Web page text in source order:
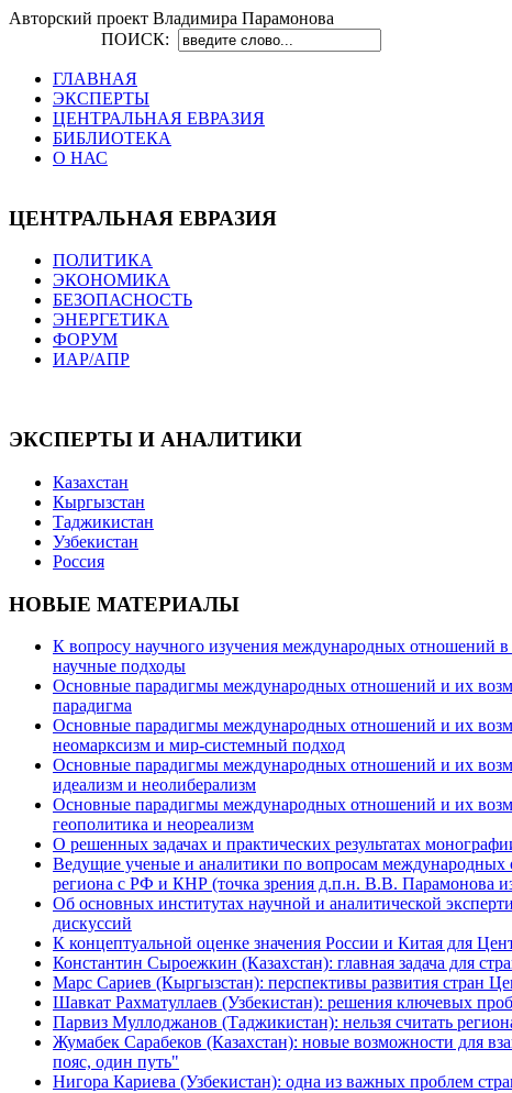
Авторский проект Владимира Парамонова
ПОИСК:
ГЛАВНАЯ
ЭКСПЕРТЫ
ЦЕНТРАЛЬНАЯ ЕВРАЗИЯ
БИБЛИОТЕКА
О НАС
ЦЕНТРАЛЬНАЯ ЕВРАЗИЯ
ПОЛИТИКА
ЭКОНОМИКА
БЕЗОПАСНОСТЬ
ЭНЕРГЕТИКА
ФОРУМ
ИАР/АПР
ЭКСПЕРТЫ И АНАЛИТИКИ
Казахстан
Кыргызстан
Таджикистан
Узбекистан
Россия
НОВЫЕ МАТЕРИАЛЫ
К вопросу научного изучения международных отношений
научные подходы
Основные парадигмы международных отношений и их
парадигма
Основные парадигмы международных отношений и их
неомарксизм и мир-системный подход
Основные парадигмы международных отношений и их
идеализм и неолиберализм
Основные парадигмы международных отношений и их
геополитика и неореализм
О решенных задачах и практических результатах
Ведущие ученые и аналитики по вопросам международных
региона с РФ и КНР (точка зрения д.п.н. В.В. Парамонова
Об основных институтах научной и аналитической
дискуссий
К концептуальной оценке значения России и Китая для
Константин Сыроежкин (Казахстан): главная задача для
Марс Сариев (Кыргызстан): перспективы развития стран
Шавкат Рахматуллаев (Узбекистан): решения ключевых
Парвиз Муллоджанов (Таджикистан): нельзя считать
Жумабек Сарабеков (Казахстан): новые возможности для
пояс, один путь"
Нигора Кариева (Узбекистан): одна из важных проблем